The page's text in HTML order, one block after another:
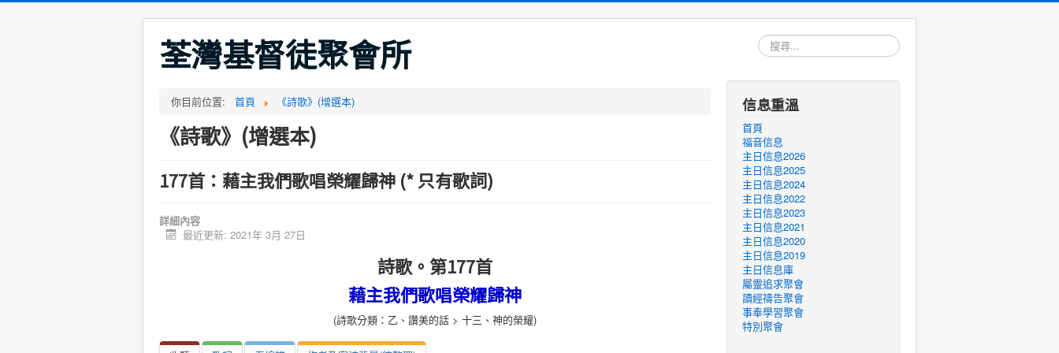
荃灣基督徒聚會所
搜
尋...
你目前位置: 首頁 《詩歌》(增選本)
《詩歌》(增選本)
177首：藉主我們歌唱榮耀歸神 (* 只有歌詞)
詳細內容
最近更新: 2021年 3月 27日
詩歌。第177首
藉主我們歌唱榮耀歸神
(詩歌分類：乙、讚美的話 > 十三、神的榮耀)
信息重溫
首頁
福音信息
主日信息2026
主日信息2025
主日信息2024
主日信息2022
主日信息2023
主日信息2021
主日信息2020
主日信息2019
主日信息庫
屬靈追求聚會
讀經禱告聚會
事奉學習聚會
特別聚會